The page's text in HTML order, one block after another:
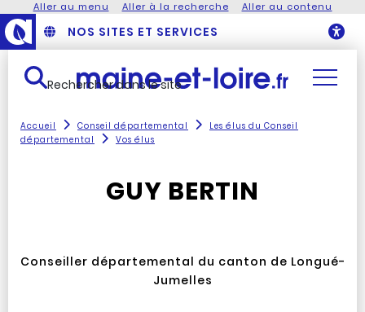
Aller au menu Aller à la recherche Aller au contenu
NOS SITES ET SERVICES
Rechercher dans le site
Accueil Conseil départemental
Les élus du Conseil
départemental
Vos élus
GUY BERTIN
Conseiller départemental du canton de Longué-
Jumelles